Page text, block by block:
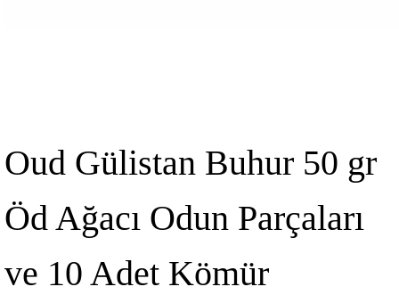
Oud Gülistan Buhur 50 gr
Öd Ağacı Odun Parçaları
ve 10 Adet Kömür